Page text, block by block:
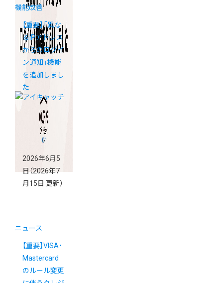
機能改善
【重要】「異な
るIPアドレス
からのログイ
ン通知」機能
を追加しまし
た
2026年6月5
日（2026年7
月15日 更新）
ニュース
【重要】VISA・
Mastercard
のルール変更